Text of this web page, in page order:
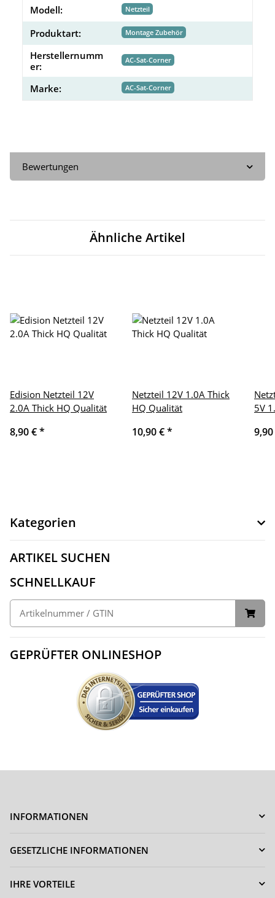
Modell: Netzteil
Produktart: Montage Zubehör
Herstellernumm
er:
AC-Sat-Corner
Marke: AC-Sat-Corner
Bewertungen
Ähnliche Artikel
Edision Netzteil 12V
2.0A Thick HQ Qualität
8,90 €*
Netzteil 12V 1.0A Thick
HQ Qualität
10,90 €*
5V
Kategorien
ARTIKEL SUCHEN
SCHNELLKAUF
GEPRÜFTER ONLINESHOP
INFORMATIONEN
GESETZLICHE INFORMATIONEN
IHRE VORTEILE